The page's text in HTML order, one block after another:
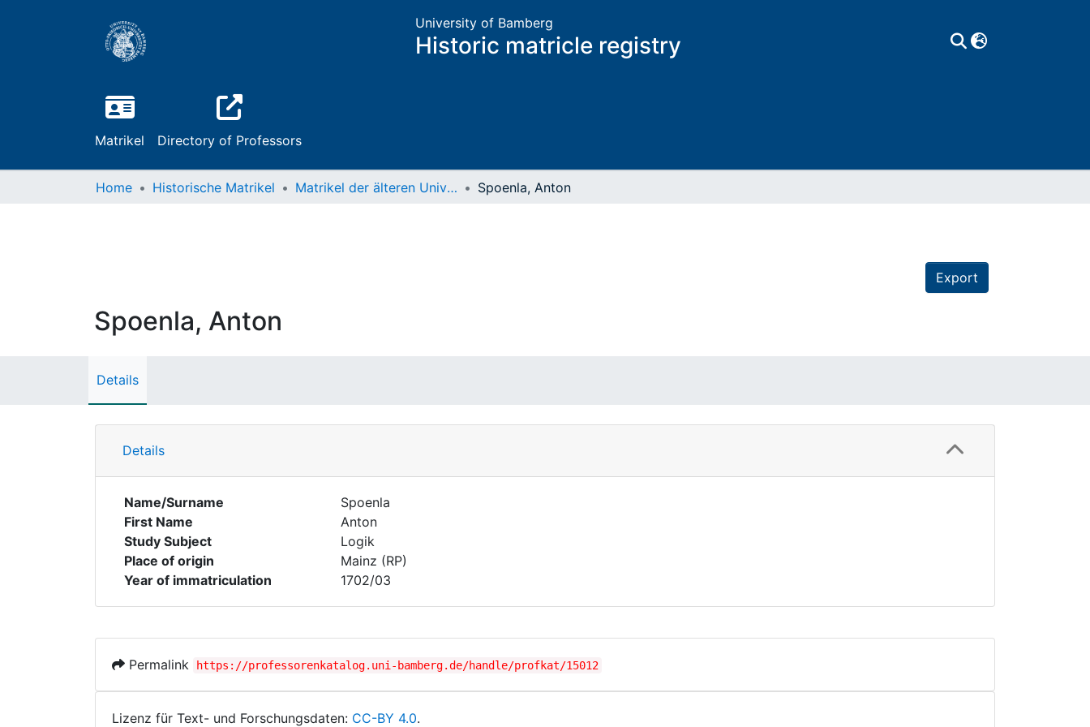
University of Bamberg
Historic matricle registry
Matrikel Directory of Professors
Home Historische Matrikel Matrikel der älteren Universität Spoenla, Anton
Export
Spoenla, Anton
Details
Details
Name/Surname
Spoenla
First Name
Anton
Study Subject
Logik
Place of origin
Mainz (RP)
Year of immatriculation
1702/03
Permalink https://professorenkatalog.uni-bamberg.de/handle/profkat/15012
Lizenz für Text- und Forschungsdaten: CC-BY 4.0.